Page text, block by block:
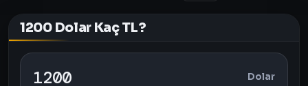
1200 Dolar Kaç TL?
Dolar